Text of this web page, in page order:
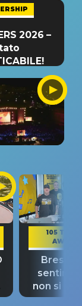
2026 –
105 TAKE
AWAY
Bresh:
non si
fino alla